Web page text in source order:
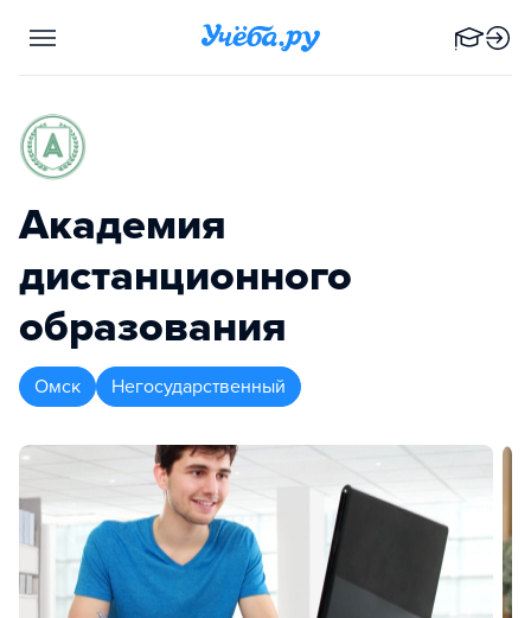
Академия
дистанционного
образования
Омск Негосударственный